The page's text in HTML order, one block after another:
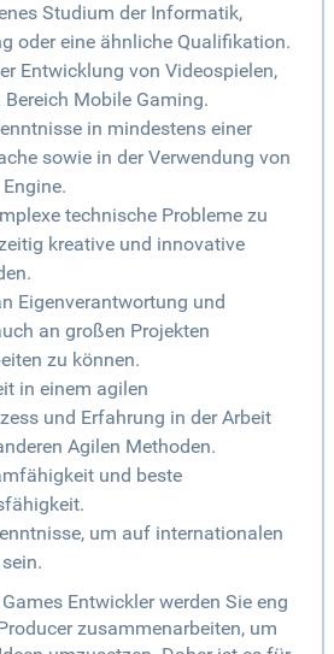
Studium der Informatik,
oder eine ähnliche Qualifikation.
Entwicklung von Videospielen,
Mobile Gaming.
in mindestens einer
sowie in der Verwendung von
technische Probleme zu
kreative und innovative
Eigenverantwortung und
an großen Projekten
zu können.
in einem agilen
und Erfahrung in der Arbeit
Agilen Methoden.
und beste
um auf internationalen
Entwickler werden Sie eng
zusammenarbeiten, um